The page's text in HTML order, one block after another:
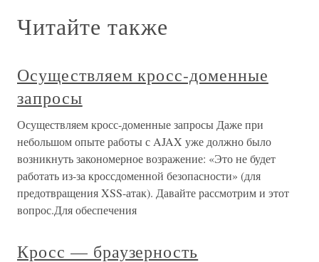
Читайте также
Осуществляем кросс-доменные
запросы
Осуществляем кросс-доменные запросы Даже при
небольшом опыте работы с AJAX уже должно было
возникнуть закономерное возражение: «Это не будет
работать из-за кроссдоменной безопасности» (для
предотвращения XSS-атак). Давайте рассмотрим и этот
вопрос.Для обеспечения
Кросс — браузерность